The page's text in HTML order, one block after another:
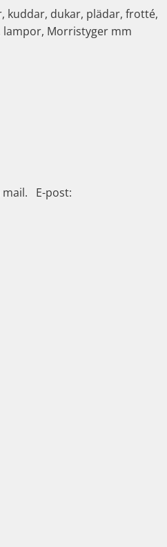
kuddar, dukar, plädar, frotté,
Morristyger mm
mail. E-post: